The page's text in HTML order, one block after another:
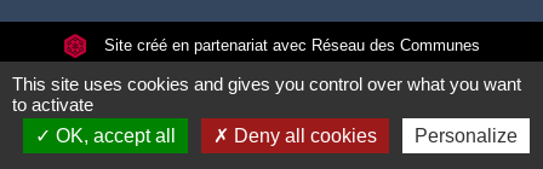
Site créé en partenariat avec Réseau des Communes
This site uses cookies and gives you control over what you want
to activate
OK, accept all
Deny all cookies Personalize